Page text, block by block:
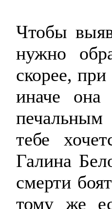
Чтобы
нужно
скорее,
иначе она
тебе
Галина
смерти
тому же